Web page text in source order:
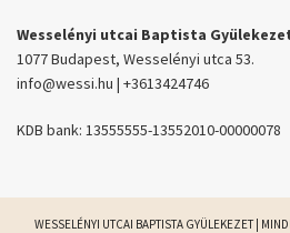
Wesselényi utcai Baptista
1077 Budapest, Wesselényi utca 53.
info@wessi.hu | +3613424746
KDB bank: 13555555-13552010-00000078
WESSELÉNYI UTCAI BAPTISTA GYÜLEKEZET |